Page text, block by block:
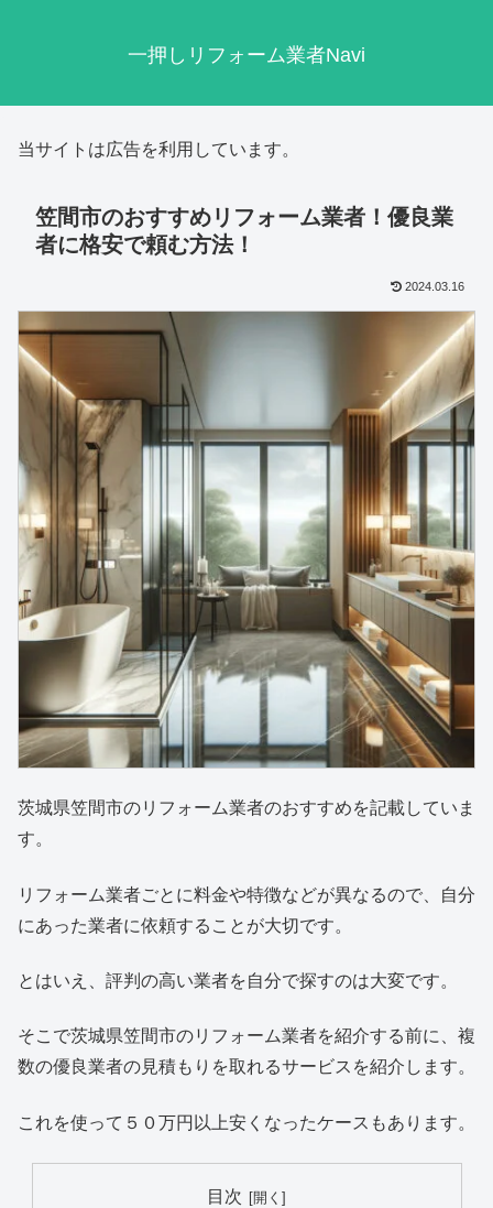
一押しリフォーム業者Navi
当サイトは広告を利用しています。
笠間市のおすすめリフォーム業者！優良業
者に格安で頼む方法！
2024.03.16
茨城県笠間市のリフォーム業者のおすすめを記載していま
す。
リフォーム業者ごとに料金や特徴などが異なるので、自分
にあった業者に依頼することが大切です。
とはいえ、評判の高い業者を自分で探すのは大変です。
そこで茨城県笠間市のリフォーム業者を紹介する前に、複
数の優良業者の見積もりを取れるサービスを紹介します。
これを使って５０万円以上安くなったケースもあります。
目次